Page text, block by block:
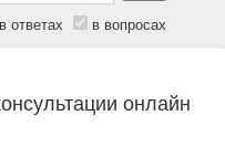
в ответах в вопросах
онлайн